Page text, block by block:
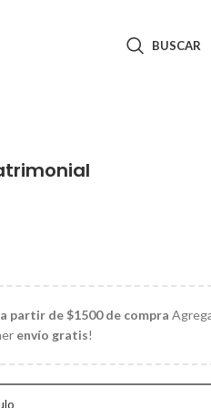
BUSCAR
Poliester Matrimonial
partir de $1500 de compra
envío gratis!